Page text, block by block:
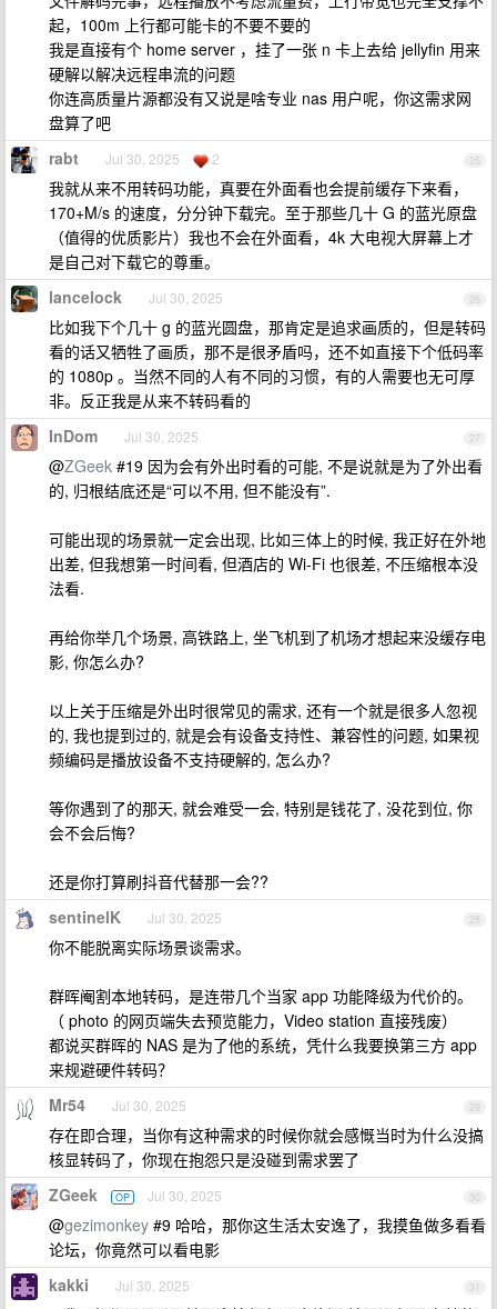
起，100m 上行都可能卡的不要不要的
我是直接有个 home server ，挂了一张 n 卡上去给 jellyfin 用来
硬解以解决远程串流的问题
你连高质量片源都没有又说是啥专业 nas 用户呢，你这需求网
盘算了吧
25
rabt Jul 30, 2025 2
我就从来不用转码功能，真要在外面看也会提前缓存下来看，
170+M/s 的速度，分分钟下载完。至于那些几十 G 的蓝光原盘
（值得的优质影片）我也不会在外面看，4k 大电视大屏幕上才
是自己对下载它的尊重。
26
lancelock Jul 30, 2025
比如我下个几十 g 的蓝光圆盘，那肯定是追求画质的，但是转码
看的话又牺牲了画质，那不是很矛盾吗，还不如直接下个低码率
的 1080p 。当然不同的人有不同的习惯，有的人需要也无可厚
非。反正我是从来不转码看的
27
InDom Jul 30, 2025
@ZGeek #19 因为会有外出时看的可能, 不是说就是为了外出看
的, 归根结底还是“可以不用, 但不能没有”.
可能出现的场景就一定会出现, 比如三体上的时候, 我正好在外地
出差, 但我想第一时间看, 但酒店的 Wi-Fi 也很差, 不压缩根本没
法看.
再给你举几个场景, 高铁路上, 坐飞机到了机场才想起来没缓存电
影, 你怎么办?
以上关于压缩是外出时很常见的需求, 还有一个就是很多人忽视
的, 我也提到过的, 就是会有设备支持性、兼容性的问题, 如果视
频编码是播放设备不支持硬解的, 怎么办?
等你遇到了的那天, 就会难受一会, 特别是钱花了, 没花到位, 你
会不会后悔?
还是你打算刷抖音代替那一会??
28
sentinelK Jul 30, 2025
你不能脱离实际场景谈需求。
群晖阉割本地转码，是连带几个当家 app 功能降级为代价的。
（ photo 的网页端失去预览能力，Video station 直接残废）
都说买群晖的 NAS 是为了他的系统，凭什么我要换第三方 app
来规避硬件转码？
29
Mr54 Jul 30, 2025
存在即合理，当你有这种需求的时候你就会感慨当时为什么没搞
核显转码了，你现在抱怨只是没碰到需求罢了
30
ZGeek OP Jul 30, 2025
@gezimonkey #9 哈哈，那你这生活太安逸了，我摸鱼做多看看
论坛，你竟然可以看电影
31
kakki Jul 30, 2025